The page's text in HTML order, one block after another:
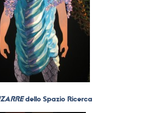
dello Spazio Ricerca